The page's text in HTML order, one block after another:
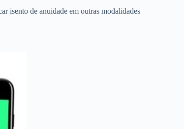
isento de anuidade em outras modalidades